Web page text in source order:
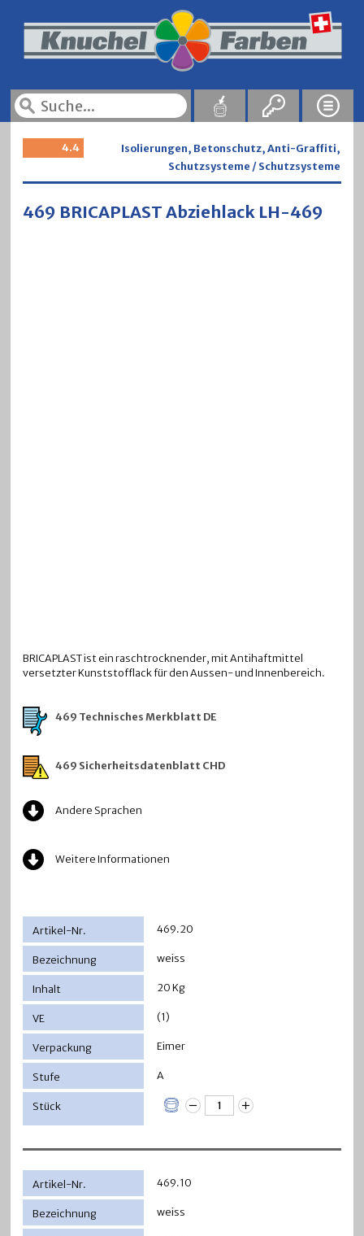
4.4
Isolierungen, Betonschutz, Anti-Graffiti,
Schutzsysteme / Schutzsysteme
469 BRICAPLAST Abziehlack LH-469
BRICAPLAST ist ein raschtrocknender, mit Antihaftmittel
versetzter Kunststofflack für den Aussen- und Innenbereich.
469 Technisches Merkblatt DE
469 Sicherheitsdatenblatt CHD
Andere Sprachen
Weitere Informationen
469.20
weiss
20 Kg
(1)
Eimer
A
469.10
weiss